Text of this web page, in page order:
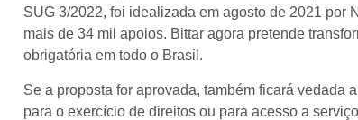
SUG 3/2022, foi idealizada em agosto de 2021 por
mais de 34 mil apoios. Bittar agora pretende
obrigatória em todo o Brasil.
Se a proposta for aprovada, também ficará vedada
para o exercício de direitos ou para acesso a